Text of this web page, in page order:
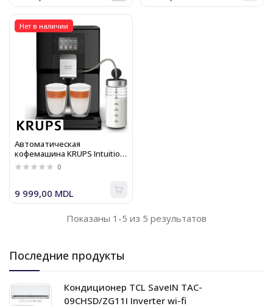
Последние продукты
Кондиционер TCL SaveIN TAC-
09CHSD/ZG11I Inverter wi-fi
Нет в наличии
Автоматическая
кофемашина KRUPS Intuition
EA873810, 3л, 1450W, 15 bar,
черный
0
9 999,00 MDL
Показаны 1-5 из 5 результатов